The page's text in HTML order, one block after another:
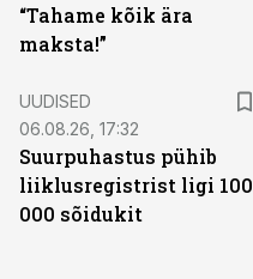
“Tahame kõik ära
maksta!”
UUDISED
06.08.26, 17:32
Suurpuhastus pühib
liiklusregistrist ligi 100
000 sõidukit